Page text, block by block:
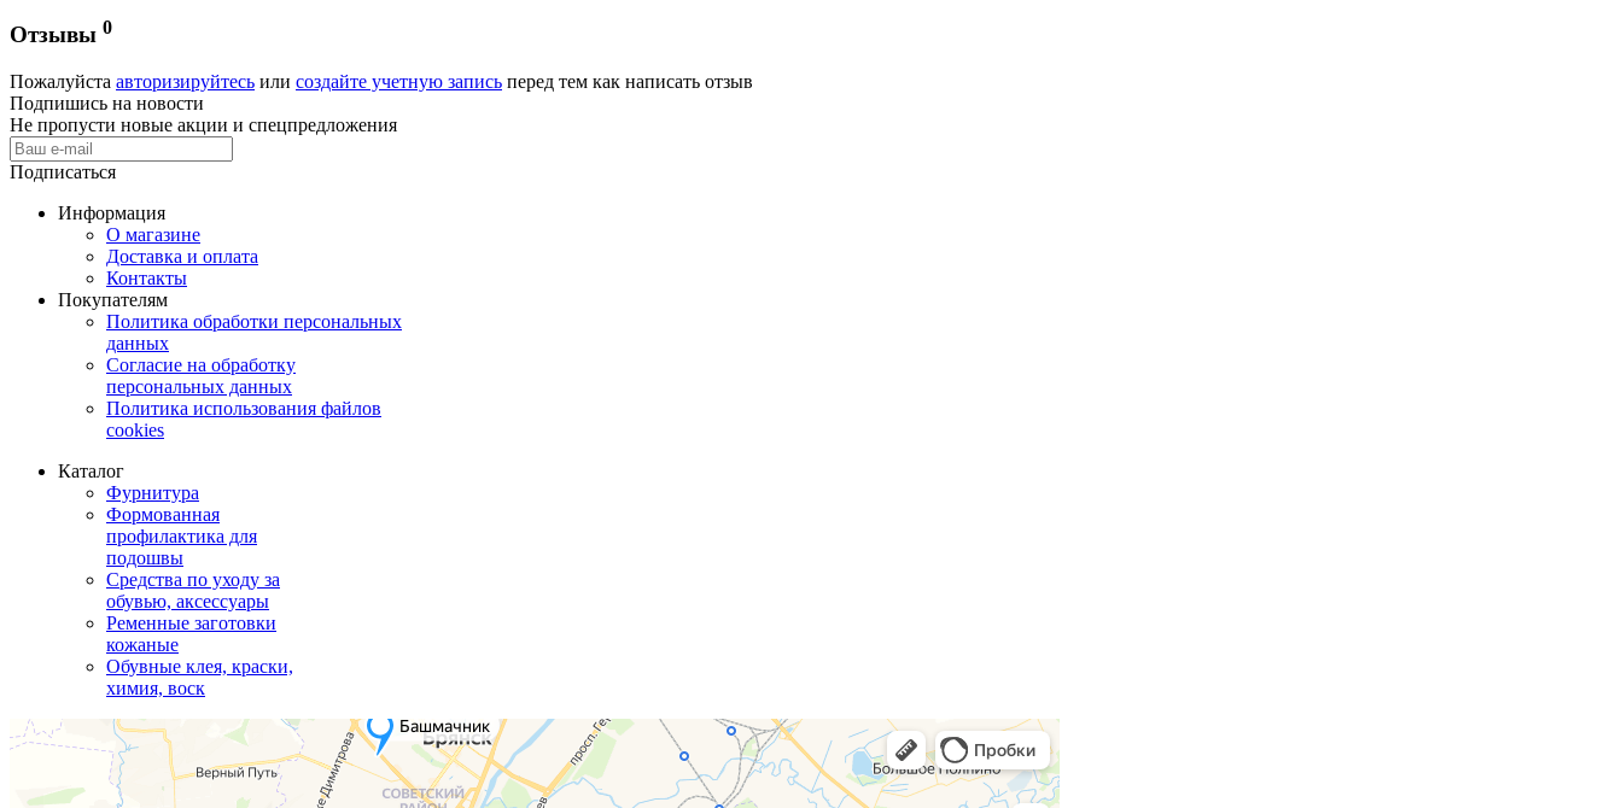
Отзывы 0
Пожалуйста авторизируйтесь или создайте учетную запись перед тем как написать отзыв
Подпишись на новости
Не пропусти новые акции и спецпредложения
Подписаться
Информация
О магазине
Доставка и оплата
Контакты
Покупателям
Политика обработки персональных
данных
Согласие на обработку
персональных данных
Политика использования файлов
cookies
Каталог
Фурнитура
Формованная
профилактика для
подошвы
Средства по уходу за
обувью, аксессуары
Ременные заготовки
кожаные
Обувные клея, краски,
химия, воск